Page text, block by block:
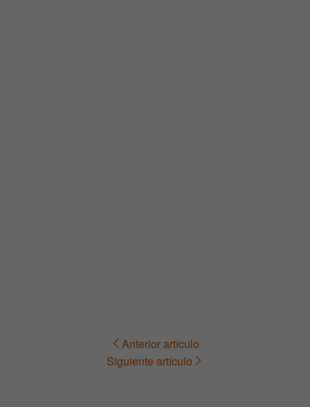
Navegación Anterior artículo
Siguiente artículo